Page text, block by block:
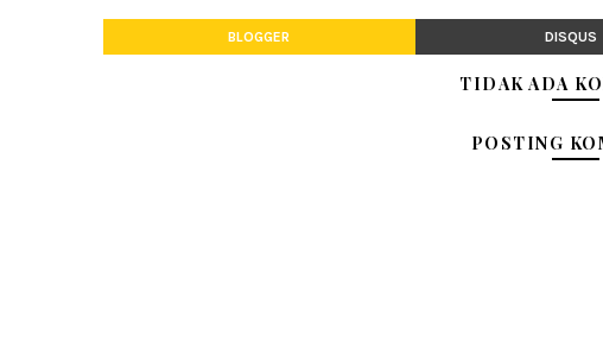
BLOGGER DISQUS
TIDAK ADA
POSTING